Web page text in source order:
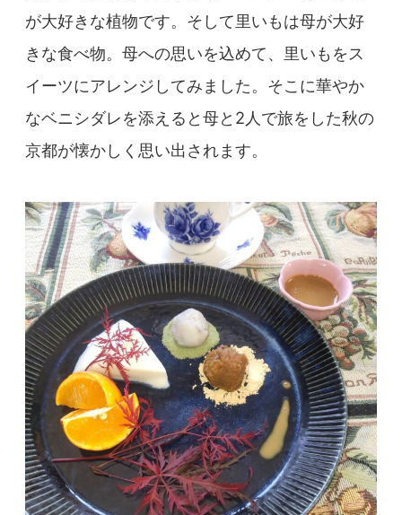
が大好きな植物です。そして里いもは母が大好
きな食べ物。母への思いを込めて、里いもをス
イーツにアレンジしてみました。そこに華やか
なベニシダレを添えると母と2人で旅をした秋の
京都が懐かしく思い出されます。